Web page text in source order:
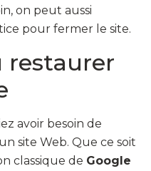
on peut aussi
pour fermer le site.
restaurer
avoir besoin de
site Web. Que ce soit
classique de Google